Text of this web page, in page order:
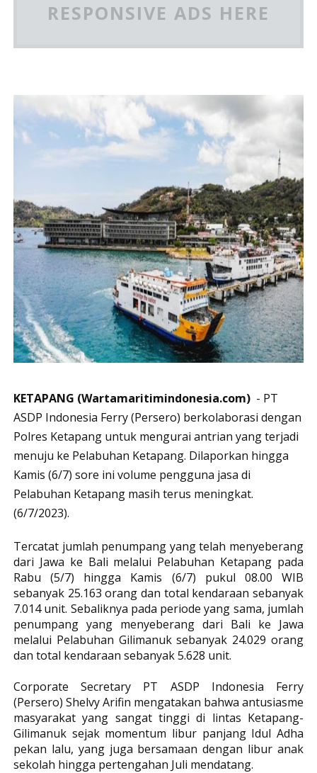
RESPONSIVE ADS HERE
KETAPANG (Wartamaritimindonesia.com) - PT
ASDP Indonesia Ferry (Persero) berkolaborasi dengan
Polres Ketapang untuk mengurai antrian yang terjadi
menuju ke Pelabuhan Ketapang. Dilaporkan hingga
Kamis (6/7) sore ini volume pengguna jasa di
Pelabuhan Ketapang masih terus meningkat.
(6/7/2023).
Tercatat jumlah penumpang yang telah menyeberang
dari Jawa ke Bali melalui Pelabuhan Ketapang pada
Rabu (5/7) hingga Kamis (6/7) pukul 08.00 WIB
sebanyak 25.163 orang dan total kendaraan sebanyak
7.014 unit. Sebaliknya pada periode yang sama, jumlah
penumpang yang menyeberang dari Bali ke Jawa
melalui Pelabuhan Gilimanuk sebanyak 24.029 orang
dan total kendaraan sebanyak 5.628 unit.
Corporate Secretary PT ASDP Indonesia Ferry
(Persero) Shelvy Arifin mengatakan bahwa antusiasme
masyarakat yang sangat tinggi di lintas Ketapang-
Gilimanuk sejak momentum libur panjang Idul Adha
pekan lalu, yang juga bersamaan dengan libur anak
sekolah hingga pertengahan Juli mendatang.